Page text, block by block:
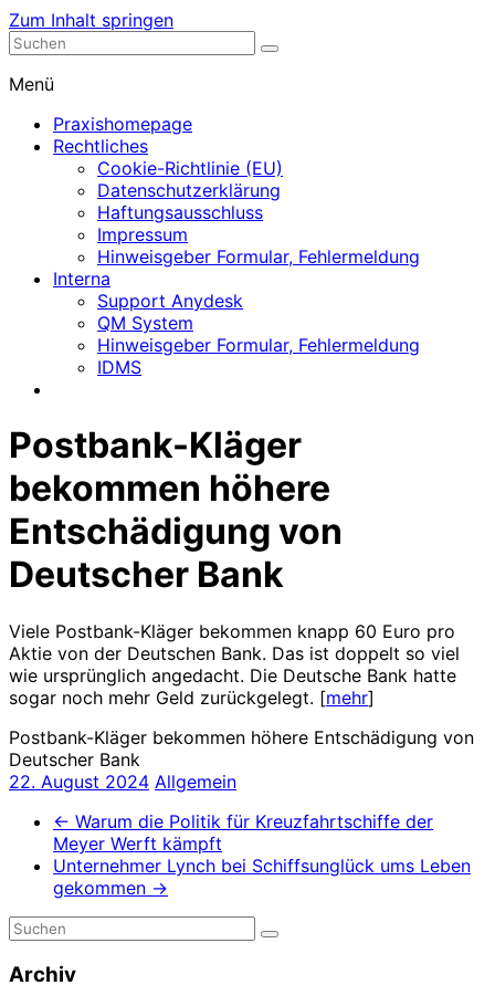
Zum Inhalt springen
Nephrologische Praxis mit Dialyse
Menü
Praxishomepage
Rechtliches
Cookie-Richtlinie (EU)
Datenschutzerklärung
Haftungsausschluss
Impressum
Hinweisgeber Formular, Fehlermeldung
Interna
Support Anydesk
QM System
Hinweisgeber Formular, Fehlermeldung
IDMS
Postbank-Kläger
bekommen höhere
Entschädigung von
Deutscher Bank
Viele Postbank-Kläger bekommen knapp 60 Euro pro
Aktie von der Deutschen Bank. Das ist doppelt so viel
wie ursprünglich angedacht. Die Deutsche Bank hatte
sogar noch mehr Geld zurückgelegt. [mehr]
Postbank-Kläger bekommen höhere Entschädigung von
Deutscher Bank
22. August 2024 Allgemein
← Warum die Politik für Kreuzfahrtschiffe der
Meyer Werft kämpft
Unternehmer Lynch bei Schiffsunglück ums Leben
gekommen →
Archiv